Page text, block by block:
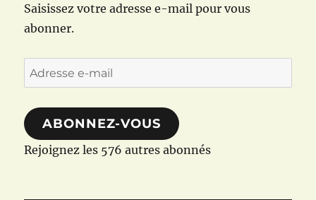
Saisissez votre adresse e-mail pour vous
abonner.
Adresse
e-
mail
ABONNEZ-VOUS
Rejoignez les 576 autres abonnés